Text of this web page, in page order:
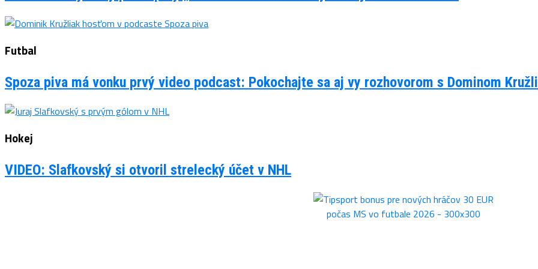
Futbal
Spoza piva má vonku prvý video podcast: Pokochajte sa aj vy rozhovorom s Dominom
Hokej
VIDEO: Slafkovský si otvoril strelecký účet v NHL